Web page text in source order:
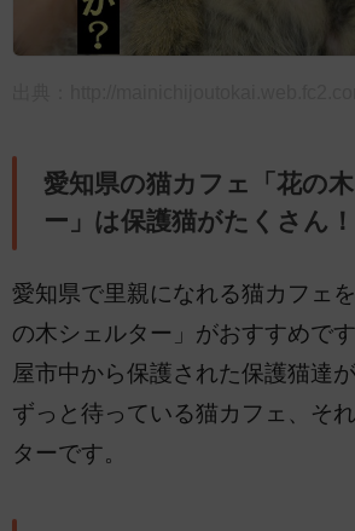
愛知県の猫カフェ「花の
ー」は保護猫がたくさん！
愛知県で里親になれる猫カフェ
の木シェルター」がおすすめで
屋市中から保護された保護猫達
ずっと待っている猫カフェ、そ
ターです。